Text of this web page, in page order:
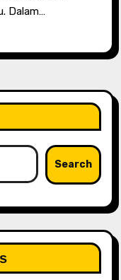
Dalam…
Search